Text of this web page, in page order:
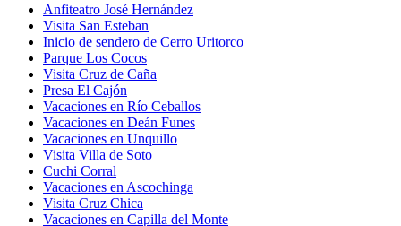
Anfiteatro José Hernández
Visita San Esteban
Inicio de sendero de Cerro Uritorco
Parque Los Cocos
Visita Cruz de Caña
Presa El Cajón
Vacaciones en Río Ceballos
Vacaciones en Deán Funes
Vacaciones en Unquillo
Visita Villa de Soto
Cuchi Corral
Vacaciones en Ascochinga
Visita Cruz Chica
Vacaciones en Capilla del Monte